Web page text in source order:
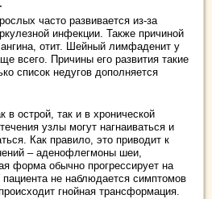
часто развивается из-за
инфекции. Также причиной
ангина, отит. Шейный лимфаденит у
всего. Причины его развития такие
список недугов дополняется
в острой, так и в хронической
узлы могут нагнаиваться и
Как правило, это приводит к
– аденофлегмоны шеи,
форма обычно прогрессирует на
не наблюдается симптомов
гнойная трансформация.